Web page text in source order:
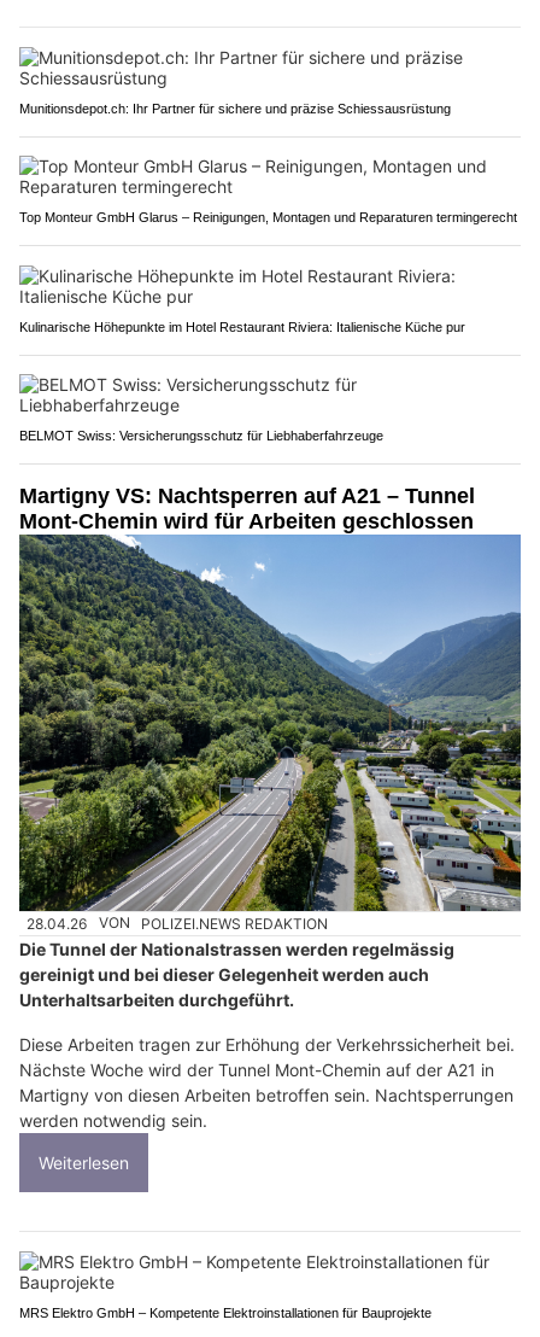
Munitionsdepot.ch: Ihr Partner für sichere und präzise Schiessausrüstung
Top Monteur GmbH Glarus – Reinigungen, Montagen und Reparaturen termingerecht
Kulinarische Höhepunkte im Hotel Restaurant Riviera: Italienische Küche pur
BELMOT Swiss: Versicherungsschutz für Liebhaberfahrzeuge
Martigny VS: Nachtsperren auf A21 – Tunnel
Mont-Chemin wird für Arbeiten geschlossen
28.04.26 VON POLIZEI.NEWS REDAKTION
Die Tunnel der Nationalstrassen werden regelmässig
gereinigt und bei dieser Gelegenheit werden auch
Unterhaltsarbeiten durchgeführt.
Diese Arbeiten tragen zur Erhöhung der Verkehrssicherheit bei.
Nächste Woche wird der Tunnel Mont-Chemin auf der A21 in
Martigny von diesen Arbeiten betroffen sein. Nachtsperrungen
werden notwendig sein.
Weiterlesen
MRS Elektro GmbH – Kompetente Elektroinstallationen für Bauprojekte